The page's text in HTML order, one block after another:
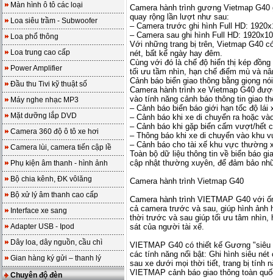
Màn hình ô tô các loại
Loa siêu trầm - Subwoofer
Loa phổ thông
Loa trung cao cấp
Power Amplifier
Đầu thu Tivi kỹ thuật số
Máy nghe nhạc MP3
Mặt dưỡng lắp DVD
Camera 360 độ ô tô xe hơi
Camera lùi, camera tiến cập lề
Phụ kiện âm thanh - hình ảnh
Bộ chia kênh, ĐK vôlăng
Bộ xử lý âm thanh cao cấp
Interface xe sang
Adapter USB - Ipod
Dây loa, dây nguồn, cầu chì
Gian hàng ký gửi – thanh lý
Chuyên độ đèn
Camera hành trình gương Vietmap
quay rộng lần lượt như sau:
– Camera trước ghi hình Full HD:
– Camera sau ghi hình Full HD:
Với những trang bị trên, Vietmap G40
nét, bất kể ngày hay đêm.
Cùng với đó là chế độ hiển thị kép
tối ưu tầm nhìn, hạn chế điểm mù và
Cảnh báo biển giao thông bằng giọng
Camera hành trình xe Vietmap G40
vào tính năng cảnh báo thông tin giao
– Cảnh báo biển báo giới hạn tốc độ
– Cảnh báo khi xe di chuyển ra hoặc
– Cảnh báo khi gặp biển cấm vượt/hết
– Thông báo khi xe di chuyển vào khu
– Cảnh báo cho tài xế khu vực thường
Toàn bộ dữ liệu thông tin về biển báo
cập nhật thường xuyên, để đảm bảo
Camera hành trình Vietmap G40
Camera hành trình VIETMAP G40 với
cả camera trước và sau, giúp hình ảnh
thời trước và sau giúp tối ưu tâm nhìn,
sát của người tài xế.
VIETMAP G40 có thiết kế Gương
các tính năng nổi bật: Ghi hình siêu
sau xe dưới mọi thời tiết, trang bị tính
VIETMAP cảnh báo giao thông toàn